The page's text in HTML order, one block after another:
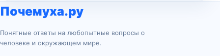
Почемуха.ру
Понятные ответы на любопытные вопросы о
человеке и окружающем мире.